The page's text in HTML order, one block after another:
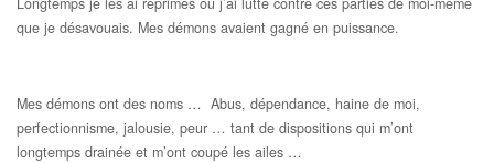
que je désavouais. Mes démons avaient gagné en puissance.
Mes démons ont des noms … Abus, dépendance, haine de moi,
perfectionnisme, jalousie, peur … tant de dispositions qui m’ont
longtemps drainée et m’ont coupé les ailes …